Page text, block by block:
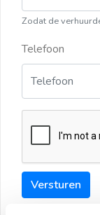
Zodat de
Telefoon
Versturen